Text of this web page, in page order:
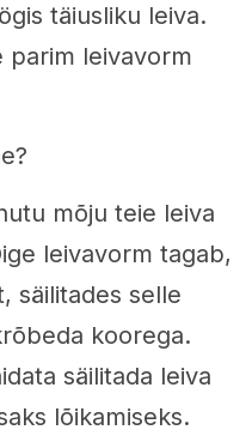
täiusliku leiva.
parim leivavorm
mõju teie leiva
leivavorm tagab,
säilitades selle
koorega.
säilitada leiva
lõikamiseks.